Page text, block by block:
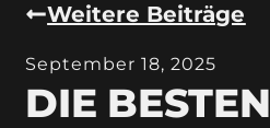
Weitere Beiträge
September 18, 2025
DIE BESTEN